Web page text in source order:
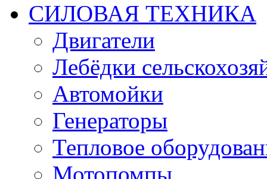
СИЛОВАЯ ТЕХНИКА
Двигатели
Лебёдки
Автомойки
Генераторы
Тепловое